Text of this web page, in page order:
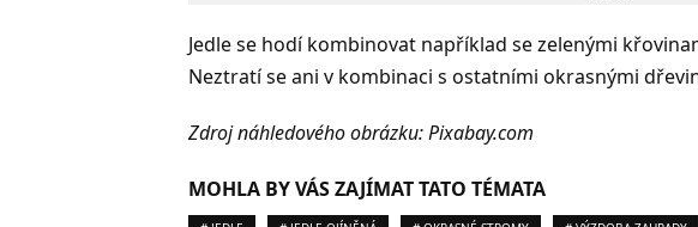
Jedle se hodí kombinovat například se zelenými
Neztratí se ani v kombinaci s ostatními okrasnými
Zdroj náhledového obrázku: Pixabay.com
MOHLA BY VÁS ZAJÍMAT TATO TÉMATA